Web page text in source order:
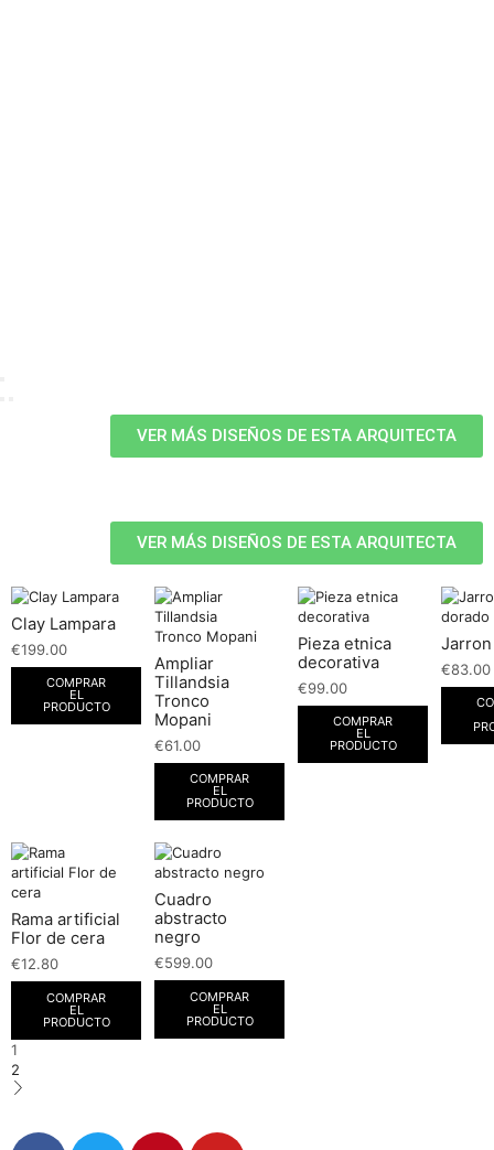
VER MÁS DISEÑOS DE ESTA ARQUITECTA
VER MÁS DISEÑOS DE ESTA ARQUITECTA
Clay Lampara
€199.00
COMPRAR
EL
PRODUCTO
Ampliar
Tillandsia
Tronco
Mopani
€61.00
COMPRAR
EL
PRODUCTO
Pieza etnica
decorativa
€99.00
COMPRAR
EL
PRODUCTO
€83.00
Rama artificial
Flor de cera
€12.80
COMPRAR
EL
PRODUCTO
Cuadro
abstracto
negro
€599.00
COMPRAR
EL
PRODUCTO
1
2